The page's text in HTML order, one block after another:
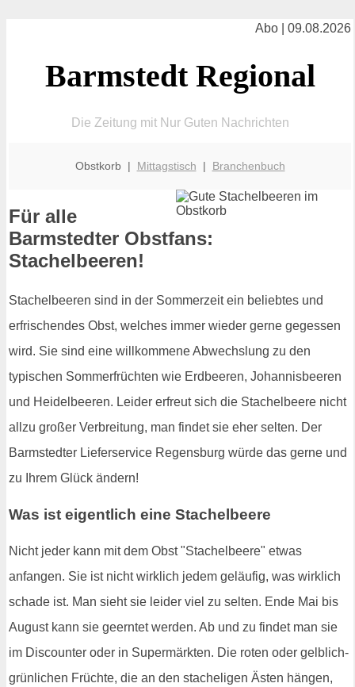
Abo | 09.08.2026
Barmstedt Regional
Die Zeitung mit Nur Guten Nachrichten
Obstkorb | Mittagstisch | Branchenbuch
Für alle
Barmstedter Obstfans:
Stachelbeeren!
Stachelbeeren sind in der Sommerzeit ein beliebtes und
erfrischendes Obst, welches immer wieder gerne gegessen
wird. Sie sind eine willkommene Abwechslung zu den
typischen Sommerfrüchten wie Erdbeeren, Johannisbeeren
und Heidelbeeren. Leider erfreut sich die Stachelbeere nicht
allzu großer Verbreitung, man findet sie eher selten. Der
Barmstedter Lieferservice Regensburg würde das gerne und
zu Ihrem Glück ändern!
Was ist eigentlich eine Stachelbeere
Nicht jeder kann mit dem Obst "Stachelbeere" etwas
anfangen. Sie ist nicht wirklich jedem geläufig, was wirklich
schade ist. Man sieht sie leider viel zu selten. Ende Mai bis
August kann sie geerntet werden. Ab und zu findet man sie
im Discounter oder in Supermärkten. Die roten oder gelblich-
grünlichen Früchte, die an den stacheligen Ästen hängen,